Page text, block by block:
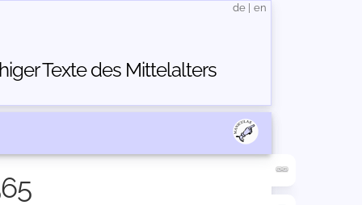
Texte des Mittelalters
de en